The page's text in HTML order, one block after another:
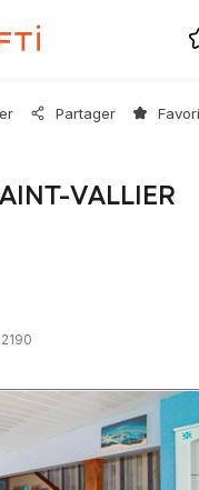
Partager
VALLIER